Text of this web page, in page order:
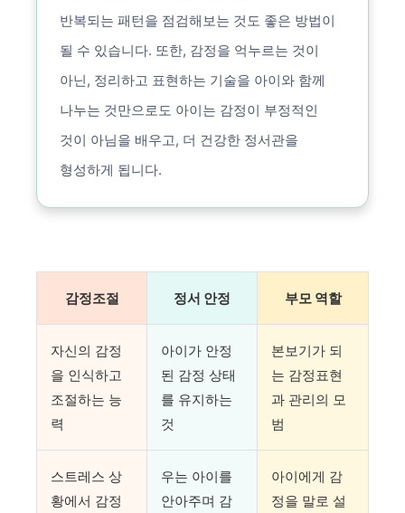
반복되는 패턴을 점검해보는 것도 좋은 방법이
될 수 있습니다. 또한, 감정을 억누르는 것이
아닌, 정리하고 표현하는 기술을 아이와 함께
나누는 것만으로도 아이는 감정이 부정적인
것이 아님을 배우고, 더 건강한 정서관을
형성하게 됩니다.
감정조절 정서 안정 부모 역할
자신의 감정
을 인식하고
조절하는 능
력
아이가 안정
된 감정 상태
를 유지하는
것
본보기가 되
는 감정표현
과 관리의 모
범
스트레스 상
황에서 감정
우는 아이를
안아주며 감
아이에게 감
정을 말로 설